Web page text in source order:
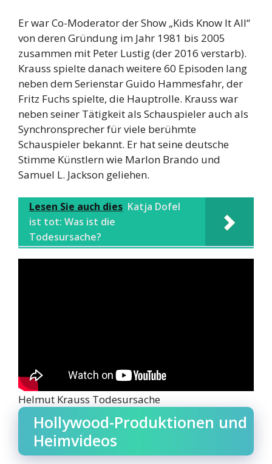
Er war Co-Moderator der Show „Kids Know It All“
von deren Gründung im Jahr 1981 bis 2005
zusammen mit Peter Lustig (der 2016 verstarb).
Krauss spielte danach weitere 60 Episoden lang
neben dem Serienstar Guido Hammesfahr, der
Fritz Fuchs spielte, die Hauptrolle. Krauss war
neben seiner Tätigkeit als Schauspieler auch als
Synchronsprecher für viele berühmte
Schauspieler bekannt. Er hat seine deutsche
Stimme Künstlern wie Marlon Brando und
Samuel L. Jackson geliehen.
Lesen Sie auch dies Katja Dofel
ist tot: Was ist die
Todesursache?
Helmut Krauss Todesursache
Hollywood-Produktionen und
Heimvideos